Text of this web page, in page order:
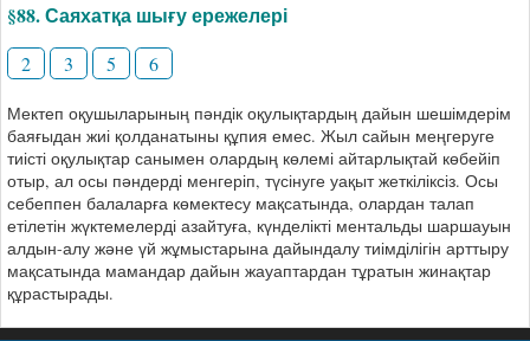
§88. Саяхатқа шығу ережелері
2 3 5 6
Мектеп оқушыларының пәндік оқулықтардың дайын шешімдерім
баяғыдан жиі қолданатыны құпия емес. Жыл сайын меңгеруге
тиісті оқулықтар санымен олардың көлемі айтарлықтай көбейіп
отыр, ал осы пәндерді менгеріп, түсінуге уақыт жеткіліксіз. Осы
себеппен балаларға көмектесу мақсатында, олардан талап
етілетін жүктемелерді азайтуға, күнделікті ментальды шаршауын
алдын-алу және үй жұмыстарына дайындалу тиімділігін арттыру
мақсатында мамандар дайын жауаптардан тұратын жинақтар
құрастырады.